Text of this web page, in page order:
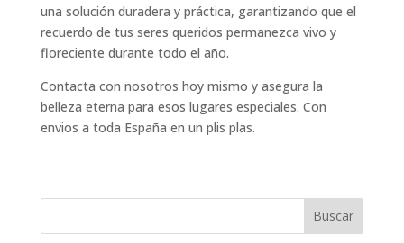
una solución duradera y práctica, garantizando que el
recuerdo de tus seres queridos permanezca vivo y
floreciente durante todo el año.
Contacta con nosotros hoy mismo y asegura la
belleza eterna para esos lugares especiales. Con
envios a toda España en un plis plas.